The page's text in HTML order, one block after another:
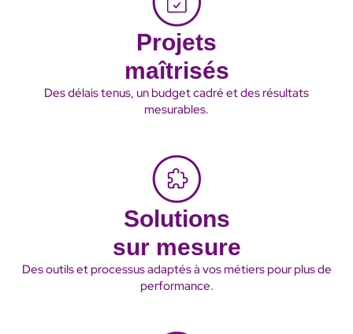
Solutions
sur mesure
Des outils et processus adaptés à vos métiers pour plus de
performance.
Projets
maîtrisés
Des délais tenus, un budget cadré et des résultats
mesurables.